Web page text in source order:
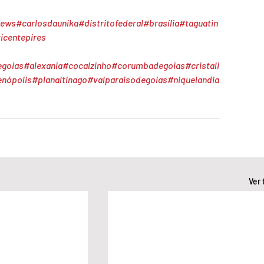
#carlosdaunika#distritofederal#brasília#taguatin
#alexania#cocalzinho#corumbadegoias#cristali
#planaltinago#valparaisodegoias#niquelandia
Ver